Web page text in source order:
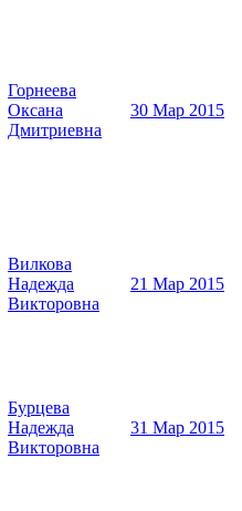
Горнеева
Оксана
Дмитриевна
30 Мар 2015
Вилкова
Надежда
Викторовна
21 Мар 2015
Бурцева
Надежда
Викторовна
31 Мар 2015